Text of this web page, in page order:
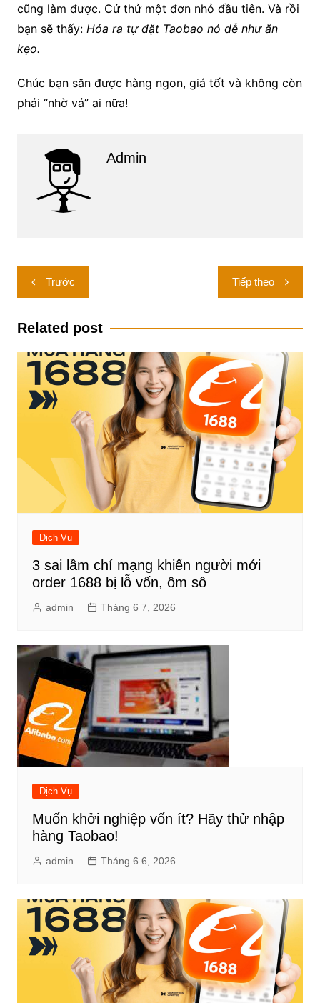
cũng làm được. Cứ thử một đơn nhỏ đầu tiên. Và rồi
bạn sẽ thấy: Hóa ra tự đặt Taobao nó dễ như ăn
kẹo.
Chúc bạn săn được hàng ngon, giá tốt và không còn
phải “nhờ vả” ai nữa!
Admin
Điều
hướng
bài
Trước Tiếp theo
Related post
Dịch Vụ
3 sai lầm chí mạng khiến người mới
order 1688 bị lỗ vốn, ôm sô
admin Tháng 6 7, 2026
Dịch Vụ
Muốn khởi nghiệp vốn ít? Hãy thử nhập
hàng Taobao!
admin Tháng 6 6, 2026